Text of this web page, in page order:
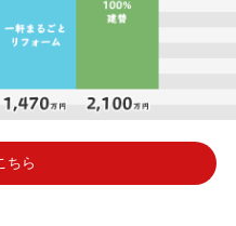
ちら